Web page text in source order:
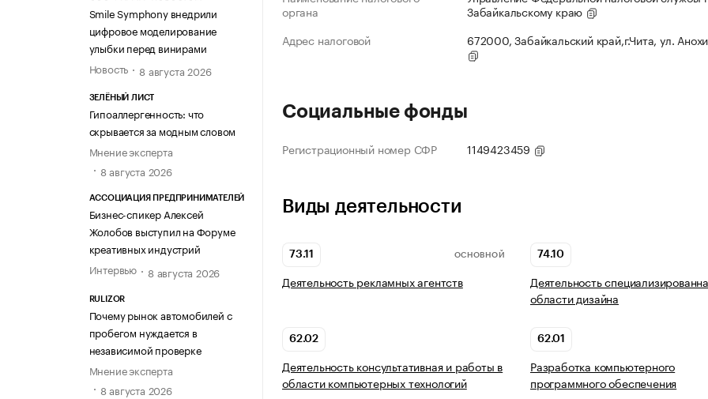
Smile Symphony внедрили
цифровое моделирование
улыбки перед винирами
Новость
8 августа 2026
ЗЕЛЁНЫЙ ЛИСТ
Гипоаллергенность: что
скрывается за модным словом
Мнение эксперта
8 августа 2026
АССОЦИАЦИЯ ПРЕДПРИНИМАТЕЛЕЙ
Бизнес-спикер Алексей
Жолобов выступил на Форуме
креативных индустрий
Интервью
8 августа 2026
RULIZOR
Почему рынок автомобилей с
пробегом нуждается в
независимой проверке
Мнение эксперта
8 августа 2026
органа
Забайкальскому краю
Адрес налоговой
672000, Забайкальский край,г.Чита, ул.
Социальные фонды
Регистрационный номер СФР 1149423459
Виды деятельности
73.11 ОСНОВНОЙ
Деятельность рекламных агентств
74.10
Деятельность
области дизайна
62.02
Деятельность консультативная и работы в
области компьютерных технологий
62.01
Разработка компьютерного
программного обеспечения